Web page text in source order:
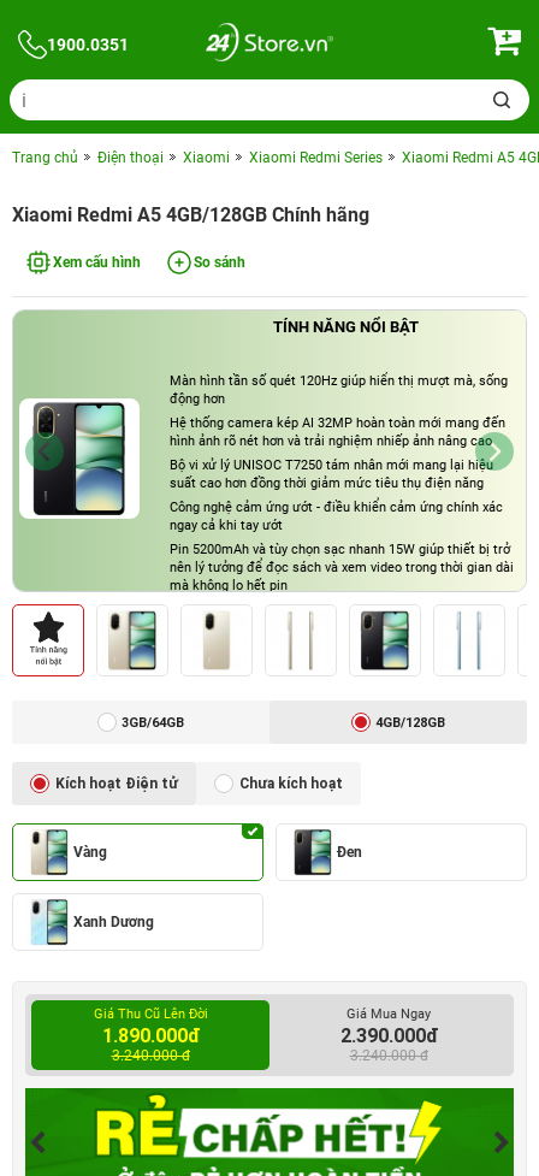
1900.0351
Trang chủ Điện thoại Xiaomi Xiaomi Redmi Series Xiaomi Redmi A5
Xiaomi Redmi A5 4GB/128GB Chính hãng
Xem cấu hình So sánh
TÍNH NĂNG NỔI BẬT
Màn hình tần số quét 120Hz giúp hiển thị mượt mà, sống
động hơn
Hệ thống camera kép AI 32MP hoàn toàn mới mang đến
hình ảnh rõ nét hơn và trải nghiệm nhiếp ảnh nâng cao
Bộ vi xử lý UNISOC T7250 tám nhân mới mang lại hiệu
suất cao hơn đồng thời giảm mức tiêu thụ điện năng
Công nghệ cảm ứng ướt - điều khiển cảm ứng chính xác
ngay cả khi tay ướt
Pin 5200mAh và tùy chọn sạc nhanh 15W giúp thiết bị trở
nên lý tưởng để đọc sách và xem video trong thời gian dài
mà không lo hết pin
3GB/64GB 4GB/128GB
Kích hoạt Điện tử Chưa kích hoạt
Vàng Đen
Xanh Dương
Giá Thu Cũ Lên Đời
1.890.000đ
3.240.000 đ
Giá Mua Ngay
2.390.000đ
3.240.000 đ